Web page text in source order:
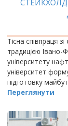
Тісна співпраця
традицією Івано-
університету
університет
підготовку
Переглянути